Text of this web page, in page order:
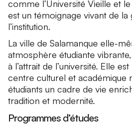
comme l’Université Vieille et
est un témoignage vivant de la
l’institution.
La ville de Salamanque elle-
atmosphère étudiante
à l’attrait de l’université. Elle
centre culturel et académique
étudiants un cadre de vie
tradition et modernité.
Programmes d’études